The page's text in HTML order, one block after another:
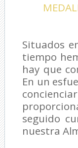
Situados
tiempo
hay que
En un
seguido
nuestra